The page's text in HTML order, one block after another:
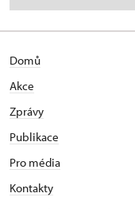
Domů
Akce
Zprávy
Publikace
Pro média
Kontakty